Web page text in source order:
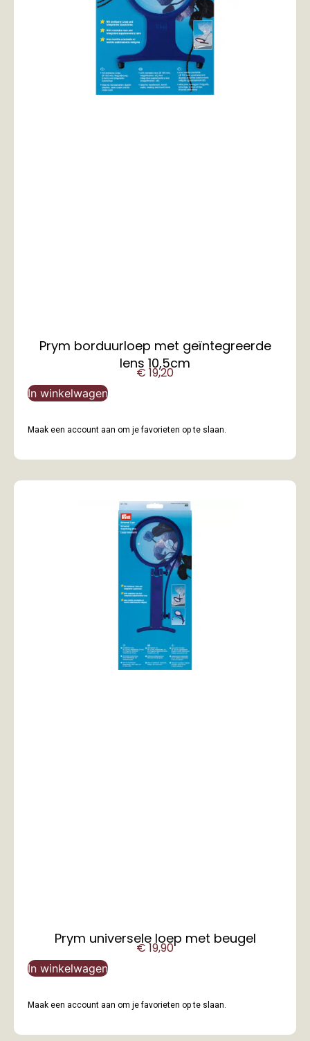
Prym borduurloep met geïntegreerde
lens 10,5cm
€ 19,20
In winkelwagen
Maak een account aan om je favorieten op te slaan.
Prym universele loep met beugel
€19,90
In winkelwagen
Maak een account aan om je favorieten op te slaan.